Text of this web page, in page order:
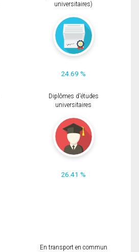
universitaires)
24.69 %
Diplômes d'études
universitaires
26.41 %
En transport en commun